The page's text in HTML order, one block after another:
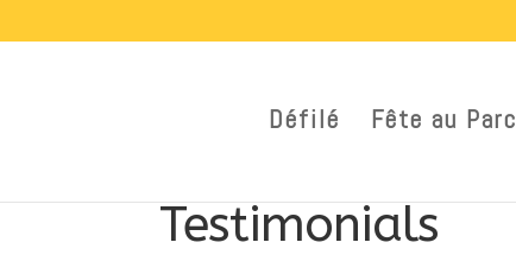
Défilé Fête au Parc
Testimonials